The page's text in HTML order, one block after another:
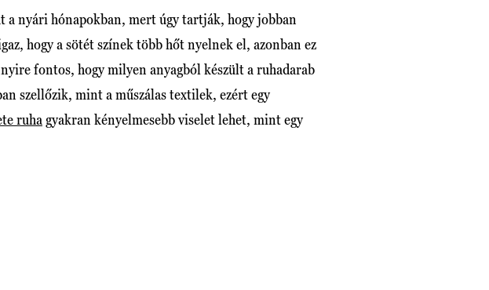
a nyári hónapokban, mert úgy tartják, hogy jobban
hogy a sötét színek több hőt nyelnek el, azonban ez
fontos, hogy milyen anyagból készült a ruhadarab
szellőzik, mint a műszálas textilek, ezért egy
ruha gyakran kényelmesebb viselet lehet, mint egy